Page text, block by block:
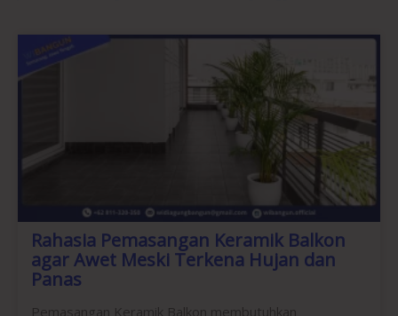
Rahasia Pemasangan Keramik Balkon
agar Awet Meski Terkena Hujan dan
Panas
Pemasangan Keramik Balkon membutuhkan